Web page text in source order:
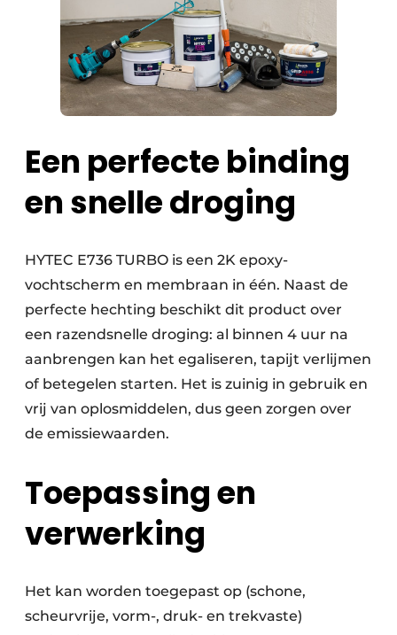
HVAC
Interieurarchitectuur
Keukens
Software
Toegangscontrole
Veiligheid & Opleiding
Een perfecte binding
en snelle droging
HYTEC E736 TURBO is een 2K epoxy-
vochtscherm en membraan in één. Naast de
perfecte hechting beschikt dit product over
een razendsnelle droging: al binnen 4 uur na
aanbrengen kan het egaliseren, tapijt verlijmen
of betegelen starten. Het is zuinig in gebruik en
vrij van oplosmiddelen, dus geen zorgen over
de emissiewaarden.
Toepassing en
verwerking
Het kan worden toegepast op (schone,
scheurvrije, vorm-, druk- en trekvaste)